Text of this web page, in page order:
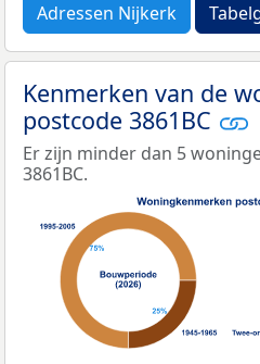
Adressen Nijkerk
Kenmerken van de
postcode 3861BC
Er zijn minder dan 5
3861BC.